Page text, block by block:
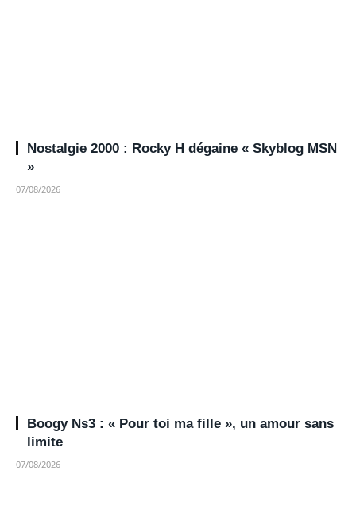
Nostalgie 2000 : Rocky H dégaine « Skyblog MSN
»
07/08/2026
Boogy Ns3 : « Pour toi ma fille », un amour sans
limite
07/08/2026